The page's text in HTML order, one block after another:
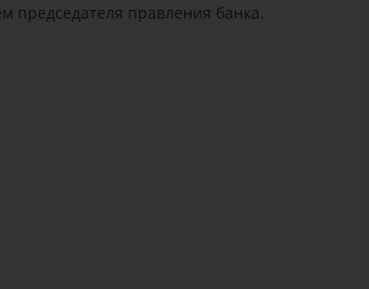
правления банка.